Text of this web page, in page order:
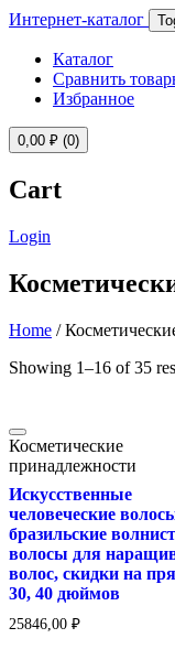
Интернет-каталог
Каталог
Сравнить
Избранное
0,00 ₽ (0)
Cart
Login
Home /
Showing 1–16 of 35
Косметические
принадлежности
Искусственные
человеческие
бразильские
волосы для
волос, скидки на
30, 40 дюймов
25846,00 ₽